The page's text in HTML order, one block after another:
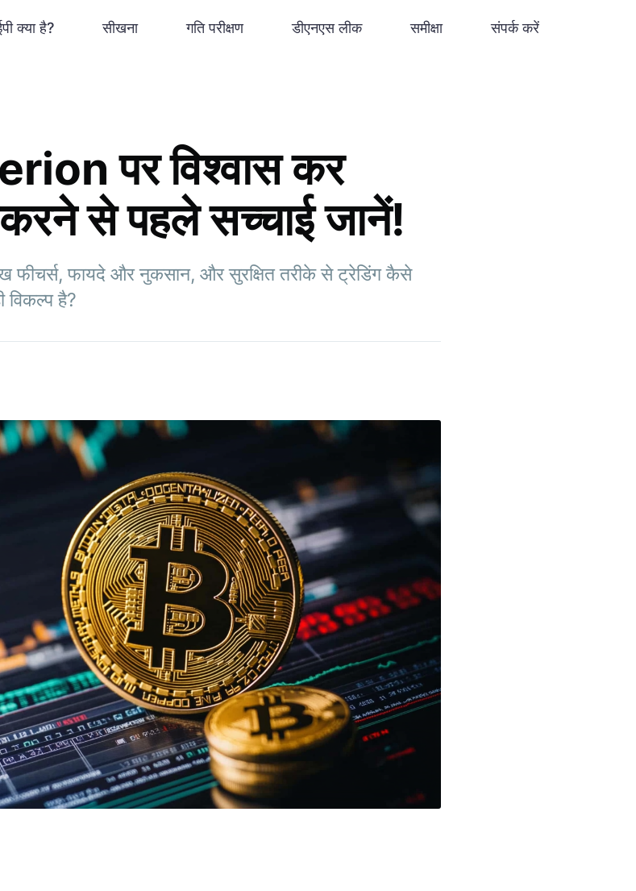
क्या है? सीखना गति परीक्षण डीएनएस लीक समीक्षा संपर्क करें
पर विश्वास कर
से पहले सच्चाई जानें!
फायदे और नुकसान, और सुरक्षित तरीके से ट्रेडिंग कैसे
है?